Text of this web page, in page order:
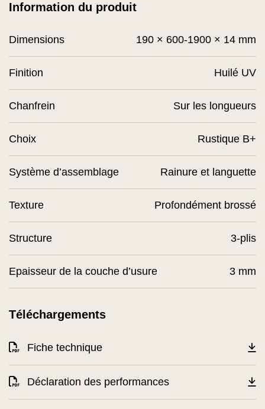
Téléchargements
Fiche technique
Déclaration des performances
Information du produit
Dimensions 190 × 600-1900 × 14 mm
Finition Huilé UV
Chanfrein Sur les longueurs
Choix Rustique B+
Système d’assemblage Rainure et languette
Texture Profondément brossé
Structure 3-plis
Epaisseur de la couche d’usure 3 mm